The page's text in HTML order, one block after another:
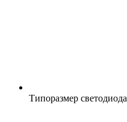
Типоразмер светодиода